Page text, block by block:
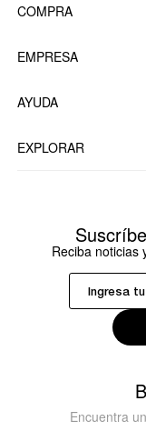
COMPRA
EMPRESA
AYUDA
EXPLORAR
Reciba noticias
Encuentra